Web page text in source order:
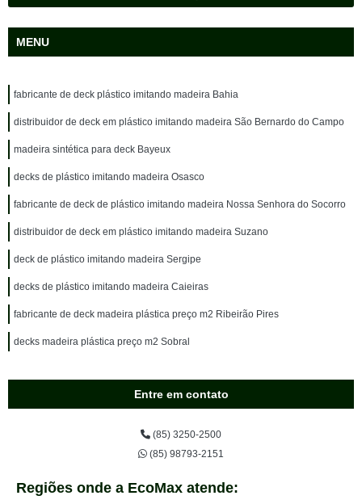
MENU
fabricante de deck plástico imitando madeira Bahia
distribuidor de deck em plástico imitando madeira São Bernardo do Campo
madeira sintética para deck Bayeux
decks de plástico imitando madeira Osasco
fabricante de deck de plástico imitando madeira Nossa Senhora do Socorro
distribuidor de deck em plástico imitando madeira Suzano
deck de plástico imitando madeira Sergipe
decks de plástico imitando madeira Caieiras
fabricante de deck madeira plástica preço m2 Ribeirão Pires
decks madeira plástica preço m2 Sobral
Entre em contato
(85) 3250-2500
(85) 98793-2151
Regiões onde a EcoMax atende: